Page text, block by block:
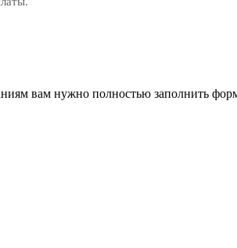
вам нужно полностью заполнить